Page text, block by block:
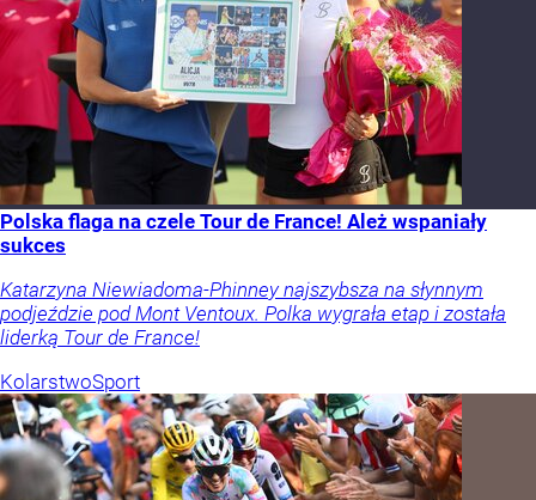
Polska flaga na czele Tour de France! Ależ wspaniały
sukces
Katarzyna Niewiadoma-Phinney najszybsza na słynnym
podjeździe pod Mont Ventoux. Polka wygrała etap i została
liderką Tour de France!
KolarstwoSport